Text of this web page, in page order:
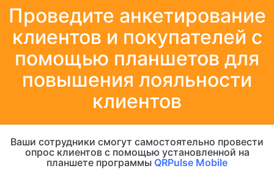
Проведите анкетирование
клиентов и покупателей с
помощью планшетов для
повышения лояльности
клиентов
Ваши сотрудники смогут самостоятельно провести
опрос клиентов с помощью установленной на
планшете программы QRPulse Mobile